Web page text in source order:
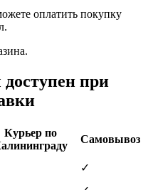
оплатить покупку
при
Курьер по
Самовывоз
✓